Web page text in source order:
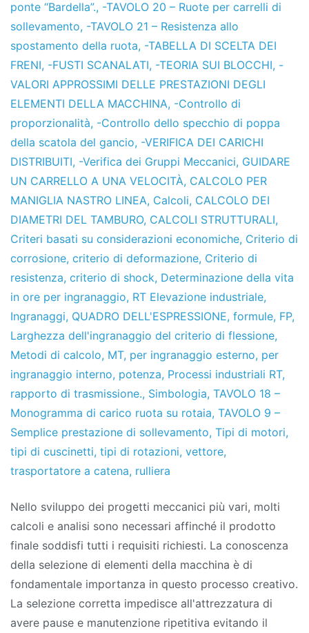
ponte “Bardella”., -TAVOLO 20 – Ruote per carrelli di
sollevamento, -TAVOLO 21 – Resistenza allo
spostamento della ruota, -TABELLA DI SCELTA DEI
FRENI, -FUSTI SCANALATI, -TEORIA SUI BLOCCHI, -
VALORI APPROSSIMI DELLE PRESTAZIONI DEGLI
ELEMENTI DELLA MACCHINA, -Controllo di
proporzionalità, -Controllo dello specchio di poppa
della scatola del gancio, -VERIFICA DEI CARICHI
DISTRIBUITI, -Verifica dei Gruppi Meccanici, GUIDARE
UN CARRELLO A UNA VELOCITÀ, CALCOLO PER
MANIGLIA NASTRO LINEA, Calcoli, CALCOLO DEI
DIAMETRI DEL TAMBURO, CALCOLI STRUTTURALI,
Criteri basati su considerazioni economiche, Criterio di
corrosione, criterio di deformazione, Criterio di
resistenza, criterio di shock, Determinazione della vita
in ore per ingranaggio, RT Elevazione industriale,
Ingranaggi, QUADRO DELL'ESPRESSIONE, formule, FP,
Larghezza dell'ingranaggio del criterio di flessione,
Metodi di calcolo, MT, per ingranaggio esterno, per
ingranaggio interno, potenza, Processi industriali RT,
rapporto di trasmissione., Simbologia, TAVOLO 18 –
Monogramma di carico ruota su rotaia, TAVOLO 9 –
Semplice prestazione di sollevamento, Tipi di motori,
tipi di cuscinetti, tipi di rotazioni, vettore,
trasportatore a catena, rulliera
Nello sviluppo dei progetti meccanici più vari, molti
calcoli e analisi sono necessari affinché il prodotto
finale soddisfi tutti i requisiti richiesti. La conoscenza
della selezione di elementi della macchina è di
fondamentale importanza in questo processo creativo.
La selezione corretta impedisce all'attrezzatura di
avere pause e manutenzione ripetitiva evitando il